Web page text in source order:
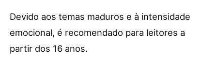
Devido aos temas maduros e à intensidade
emocional, é recomendado para leitores a
partir dos 16 anos.